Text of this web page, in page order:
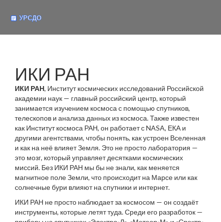
ИКИ РАН
ИКИ РАН, Институт космических исследований Российской
академии наук — главный российский центр, который
занимается изучением космоса с помощью спутников,
телескопов и анализа данных из космоса. Также известен
как Институт космоса РАН, он работает с NASA, ЕКА и
другими агентствами, чтобы понять, как устроен Вселенная
и как на неё влияет Земля. Это не просто лаборатория —
это мозг, который управляет десятками космических
миссий. Без ИКИ РАН мы бы не знали, как меняется
магнитное поле Земли, что происходит на Марсе или как
солнечные бури влияют на спутники и интернет.
ИКИ РАН не просто наблюдает за космосом — он создаёт
инструменты, которые летят туда. Среди его разработок —